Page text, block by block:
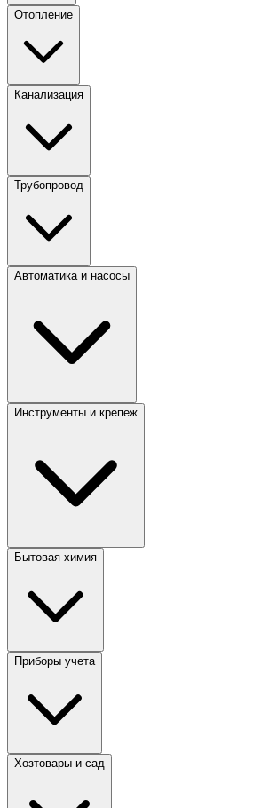
Отопление
Канализация
Трубопровод
Автоматика и насосы
Инструменты и крепеж
Бытовая химия
Приборы учета
Хозтовары и сад